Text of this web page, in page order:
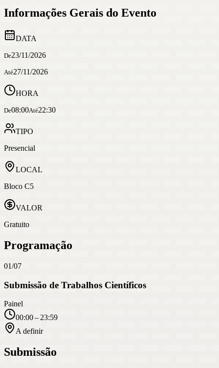
Informações Gerais do Evento
DATA
De23/11/2026
Até27/11/2026
HORA
De08:00Até22:30
TIPO
Presencial
LOCAL
Bloco C5
VALOR
Gratuito
Programação
01/07
Submissão de Trabalhos Científicos
Painel
00:00 – 23:59
A definir
Submissão